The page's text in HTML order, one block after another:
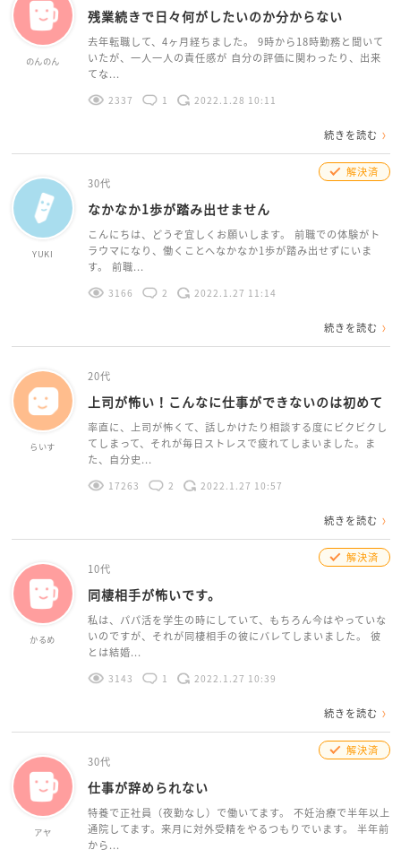
のんのん
残業続きで日々何がしたいのか分からない
去年転職して、4ヶ月経ちました。 9時から18時勤務と聞いて
いたが、一人一人の責任感が 自分の評価に関わったり、出来
てな...
2337 1 2022.1.28 10:11
続きを読む
YUKI
解決済
30代
なかなか1歩が踏み出せません
こんにちは、どうぞ宜しくお願いします。 前職での体験がト
ラウマになり、働くことへなかなか1歩が踏み出せずにいま
す。 前職...
3166 2 2022.1.27 11:14
続きを読む
らいす
20代
上司が怖い！こんなに仕事ができないのは初めて
率直に、上司が怖くて、話しかけたり相談する度にビクビクし
てしまって、それが毎日ストレスで疲れてしまいました。ま
た、自分史...
17263 2 2022.1.27 10:57
続きを読む
かるめ
解決済
10代
同棲相手が怖いです。
私は、パパ活を学生の時にしていて、もちろん今はやっていな
いのですが、それが同棲相手の彼にバレてしまいました。 彼
とは結婚...
3143 1 2022.1.27 10:39
続きを読む
アヤ
解決済
30代
仕事が辞められない
特養で正社員（夜勤なし）で働いてます。 不妊治療で半年以上
通院してます。来月に対外受精をやるつもりでいます。 半年前
から...